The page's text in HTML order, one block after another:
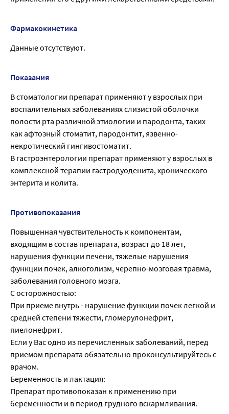
Фармакокинетика
Данные отсутствуют.
Показания
В стоматологии препарат применяют у взрослых при
воспалительных заболеваниях слизистой оболочки
полости рта различной этиологии и пародонта, таких
как афтозный стоматит, пародонтит, язвенно-
некротический гингивостоматит.
В гастроэнтерологии препарат применяют у взрослых в
комплексной терапии гастродуоденита, хронического
энтерита и колита.
Противопоказания
Повышенная чувствительность к компонентам,
входящим в состав препарата, возраст до 18 лет,
нарушения функции печени, тяжелые наруше­ния
функции почек, алкоголизм, черепно-мозговая травма,
заболевания головного мозга.
С осторожностью:
При приеме внутрь - нарушение функции почек легкой и
сред­ней степени тяжести, гломерулонефрит,
пиелонефрит.
Если у Вас одно из перечисленных заболеваний, перед
приемом препарата обяза­тельно проконсультируйтесь с
врачом.
Беременность и лактация:
Препарат противопоказан к применению при
беременности и в период грудного вскармливания.